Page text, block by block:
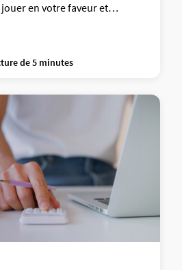
en votre faveur et
de 5 minutes